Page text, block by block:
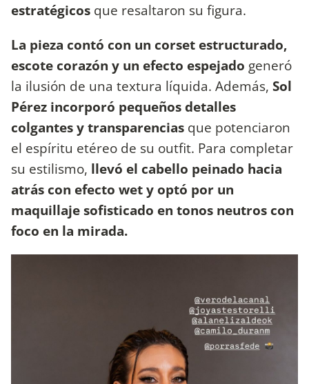
estratégicos que resaltaron su figura.
La pieza contó con un corset estructurado,
escote corazón y un efecto espejado generó
la ilusión de una textura líquida. Además, Sol
Pérez incorporó pequeños detalles
colgantes y transparencias que potenciaron
el espíritu etéreo de su outfit. Para completar
su estilismo, llevó el cabello peinado hacia
atrás con efecto wet y optó por un
maquillaje sofisticado en tonos neutros con
foco en la mirada.